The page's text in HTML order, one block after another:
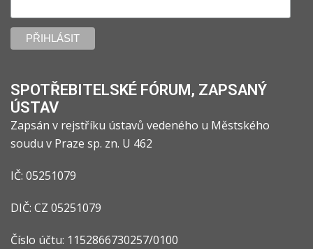
SPOTŘEBITELSKÉ FÓRUM, ZAPSANÝ
ÚSTAV
Zapsán v rejstříku ústavů vedeného u Městského
soudu v Praze sp. zn. U 462
IČ: 05251079
DIČ: CZ 05251079
Číslo účtu: 1152866730257/0100